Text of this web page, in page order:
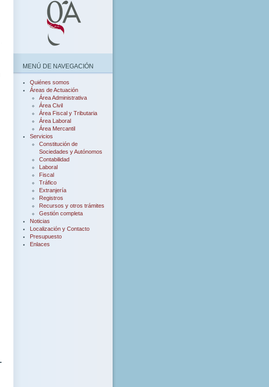
MENÚ DE NAVEGACIÓN
Quiénes somos
Áreas de Actuación
Área Administrativa
Área Civil
Área Fiscal y Tributaria
Área Laboral
Área Mercantil
Servicios
Constitución de
Sociedades y Autónomos
Contabilidad
Laboral
Fiscal
Tráfico
Extranjería
Registros
Recursos y otros trámites
Gestión completa
Noticias
Localización y Contacto
Presupuesto
Enlaces